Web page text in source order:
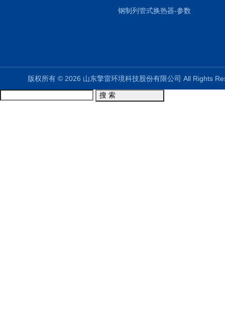
钢制列管式换热器-参数
版权所有 © 2026 山东擎雷环境科技股份有限公司 All